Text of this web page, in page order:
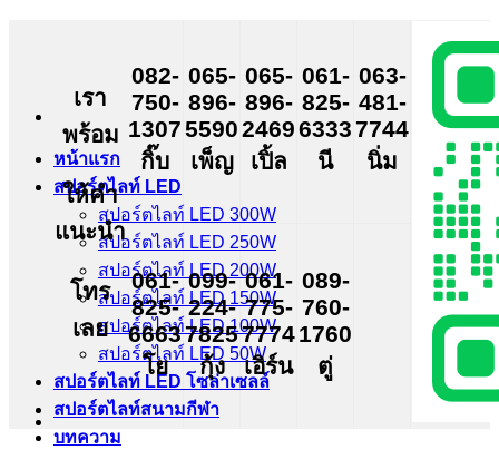
หน้าแรก
สปอร์ตไลท์ LED
สปอร์ตไลท์ LED 300W
สปอร์ตไลท์ LED 250W
สปอร์ตไลท์ LED 200W
สปอร์ตไลท์ LED 150W
สปอร์ตไลท์ LED 100W
สปอร์ตไลท์ LED 50W
สปอร์ตไลท์ LED โซล่าเซลล์
สปอร์ตไลท์สนามกีฬา
บทความ
เรา
พร้อม
ให้คำ
แนะนำ
โทร
เลย
082-
750-
1307
กิ๊บ
065-
896-
5590
เพ็ญ
065-
896-
2469
เปิ้ล
061-
825-
6333
นี
063-
481-
7744
นิ่ม
061-
825-
6663
โย
099-
224-
7825
กุ้ง
061-
775-
7774
เอิร์น
089-
760-
1760
ตู่